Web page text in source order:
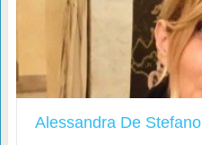
Alessandra De Stefano